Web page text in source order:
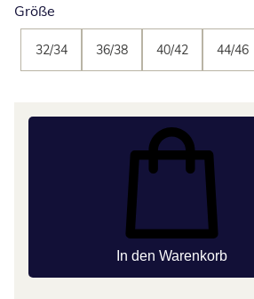
Größe
32/34 36/38 40/42 44/46
In den Warenkorb